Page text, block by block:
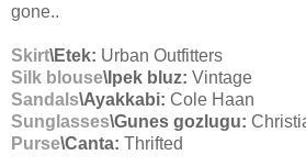
gone..
Skirt\Etek: Urban Outfitters
Silk blouse\Ipek bluz: Vintage
Sandals\Ayakkabi: Cole Haan
Sunglasses\Gunes gozlugu:
Purse\Canta: Thrifted